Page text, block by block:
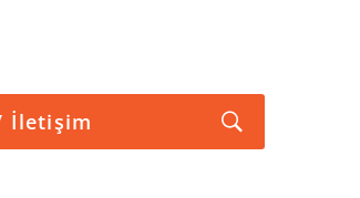
İletişim